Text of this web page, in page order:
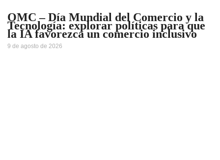
OMC – Día Mundial del Comercio y la
Tecnología: explorar políticas para que
la IA favorezca un comercio inclusivo
9 de agosto de 2026